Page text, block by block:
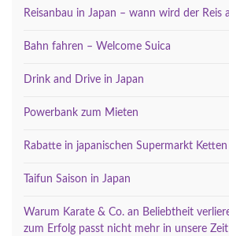
Reisanbau in Japan – wann wird der Reis
Bahn fahren – Welcome Suica
Drink and Drive in Japan
Powerbank zum Mieten
Rabatte in japanischen Supermarkt Ketten
Taifun Saison in Japan
Warum Karate & Co. an Beliebtheit
zum Erfolg passt nicht mehr in unsere Zeit